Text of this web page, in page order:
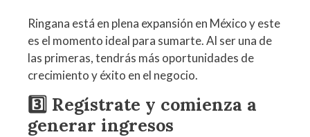
Ringana está en plena expansión en México y este
es el momento ideal para sumarte. Al ser una de
las primeras, tendrás más oportunidades de
crecimiento y éxito en el negocio.
3️⃣ Regístrate y comienza a
generar ingresos